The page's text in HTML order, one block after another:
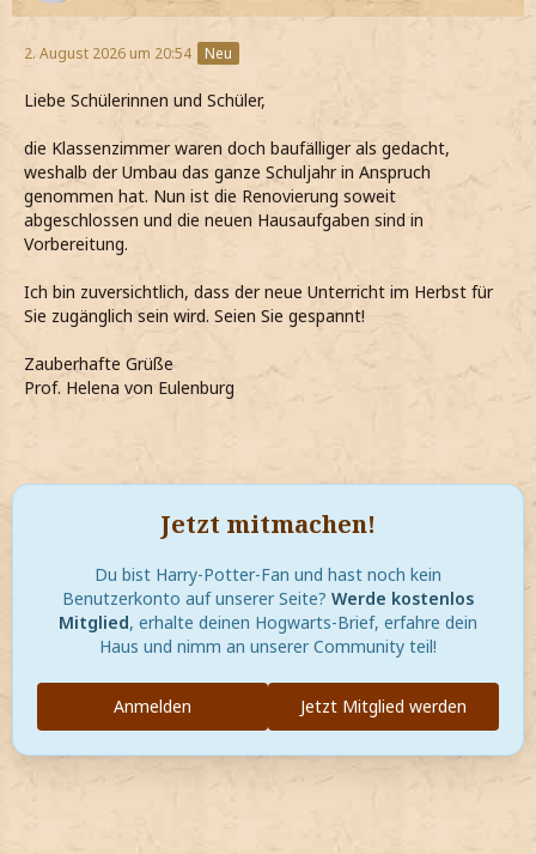
2. August 2026 um 20:54 Neu
Liebe Schülerinnen und Schüler,
die Klassenzimmer waren doch baufälliger als gedacht,
weshalb der Umbau das ganze Schuljahr in Anspruch
genommen hat. Nun ist die Renovierung soweit
abgeschlossen und die neuen Hausaufgaben sind in
Vorbereitung.
Ich bin zuversichtlich, dass der neue Unterricht im Herbst für
Sie zugänglich sein wird. Seien Sie gespannt!
Zauberhafte Grüße
Prof. Helena von Eulenburg
Jetzt mitmachen!
Du bist Harry-Potter-Fan und hast noch kein
Benutzerkonto auf unserer Seite? Werde kostenlos
Mitglied, erhalte deinen Hogwarts-Brief, erfahre dein
Haus und nimm an unserer Community teil!
Jetzt Mitglied werden
Anmelden